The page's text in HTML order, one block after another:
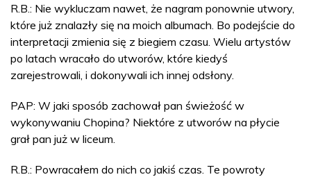
R.B.: Nie wykluczam nawet, że nagram ponownie utwory,
które już znalazły się na moich albumach. Bo podejście do
interpretacji zmienia się z biegiem czasu. Wielu artystów
po latach wracało do utworów, które kiedyś
zarejestrowali, i dokonywali ich innej odsłony.
PAP: W jaki sposób zachował pan świeżość w
wykonywaniu Chopina? Niektóre z utworów na płycie
grał pan już w liceum.
R.B.: Powracałem do nich co jakiś czas. Te powroty